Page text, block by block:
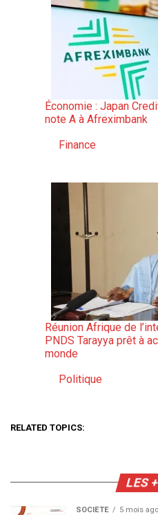
Économie : Japan
note A à Afreximbank
Par rapport à
Finance
Réunion Afrique de
PNDS Tarayya prêt à
monde
Par rapport à
Politique
RELATED TOPICS:
LES
SOCIÉTÉ 5 mois ago